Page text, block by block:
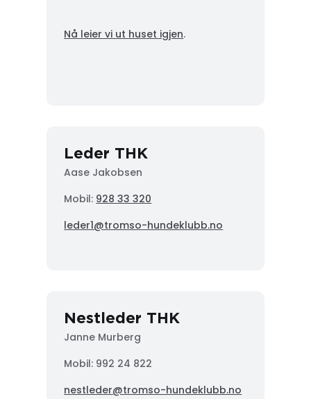
Nå leier vi ut huset igjen.
Leder THK
Aase Jakobsen
Mobil: 928 33 320
leder1@tromso-hundeklubb.no
Nestleder THK
Janne Murberg
Mobil: 992 24 822
nestleder@tromso-hundeklubb.no